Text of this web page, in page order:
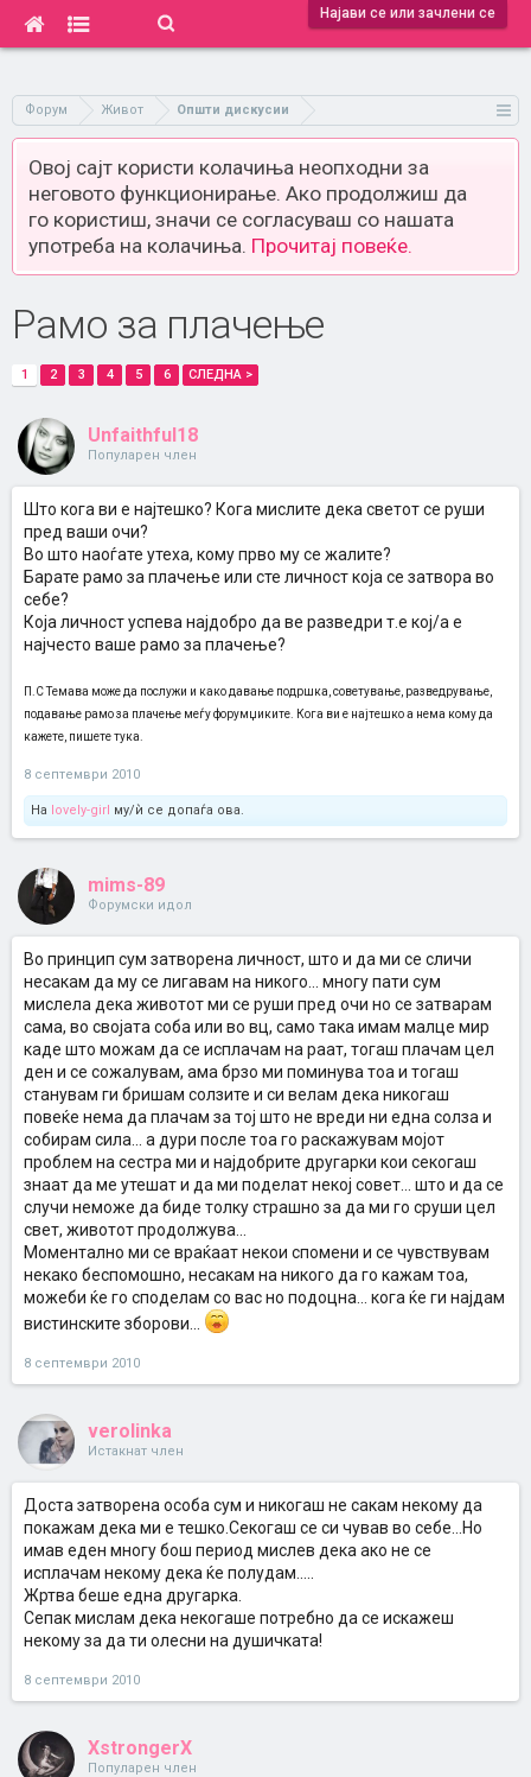
Најави се или зачлени се
Форум Живот Општи дискусии
Овој сајт користи колачиња неопходни за
неговото функционирање. Ако продолжиш да
го користиш, значи се согласуваш со нашата
употреба на колачиња. Прочитај повеќе.
Рамо за плачење
1 2 3 4 5 6 СЛЕДНА >
Unfaithful18
Популарен член
Што кога ви е најтешко? Кога мислите дека светот се руши
пред ваши очи?
Во што наоѓате утеха, кому прво му се жалите?
Барате рамо за плачење или сте личност која се затвора во
себе?
Која личност успева најдобро да ве разведри т.е кој/a е
најчесто ваше рамо за плачење?
П.С Темава може да послужи и како давање подршка, советување, разведрување,
подавање рамо за плачење меѓу форумџиките. Кога ви е најтешко а нема кому да
кажете, пишете тука.
8 септември 2010
На lovely-girl му/ѝ се допаѓа ова.
mims-89
Форумски идол
Во принцип сум затворена личност, што и да ми се сличи
несакам да му се лигавам на никого... многу пати сум
мислела дека животот ми се руши пред очи но се затварам
сама, во својата соба или во вц, само така имам малце мир
каде што можам да се исплачам на раат, тогаш плачам цел
ден и се сожалувам, ама брзо ми поминува тоа и тогаш
станувам ги бришам солзите и си велам дека никогаш
повеќе нема да плачам за тој што не вреди ни една солза и
собирам сила... а дури после тоа го раскажувам мојот
проблем на сестра ми и најдобрите другарки кои секогаш
знаат да ме утешат и да ми поделат некој совет... што и да се
случи неможе да биде толку страшно за да ми го сруши цел
свет, животот продолжува...
Моментално ми се враќаат некои спомени и се чувствувам
некако беспомошно, несакам на никого да го кажам тоа,
можеби ќе го споделам со вас но подоцна... кога ќе ги најдам
вистинските зборови...
8 септември 2010
verolinka
Истакнат член
Доста затворена особа сум и никогаш не сакам некому да
покажам дека ми е тешко.Секогаш се си чував во себе...Но
имав еден многу бош период мислев дека ако не се
исплачам некому дека ќе полудам.....
Жртва беше една другарка.
Сепак мислам дека некогаше потребно да се искажеш
некому за да ти олесни на душичката!
8 септември 2010
XstrongerX
Популарен член